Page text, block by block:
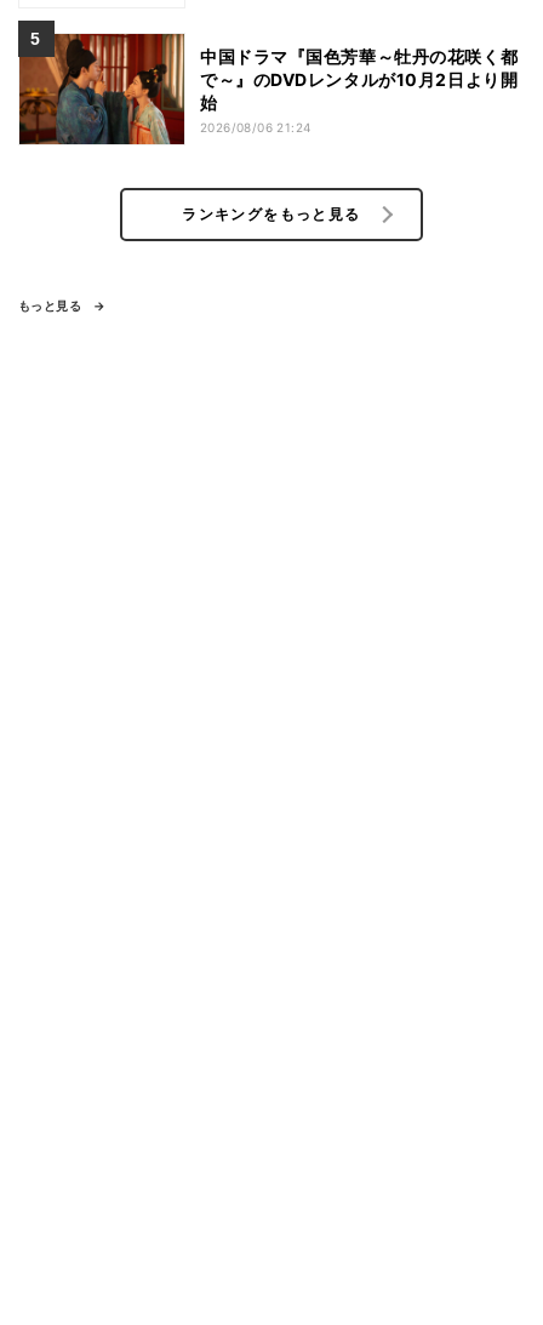
中国ドラマ『国色芳華～牡丹の花咲く都
で～』のDVDレンタルが10月2日より開
始
2026/08/06 21:24
ランキングをもっと見る
もっと見る